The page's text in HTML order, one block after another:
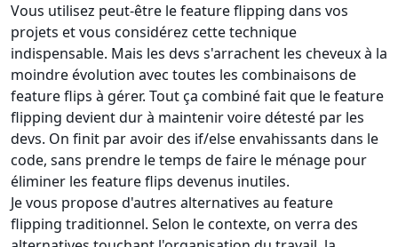
Vous utilisez peut-être le feature flipping dans vos
projets et vous considérez cette technique
indispensable. Mais les devs s'arrachent les cheveux à la
moindre évolution avec toutes les combinaisons de
feature flips à gérer. Tout ça combiné fait que le feature
flipping devient dur à maintenir voire détesté par les
devs. On finit par avoir des if/else envahissants dans le
code, sans prendre le temps de faire le ménage pour
éliminer les feature flips devenus inutiles.
Je vous propose d'autres alternatives au feature
flipping traditionnel. Selon le contexte, on verra des